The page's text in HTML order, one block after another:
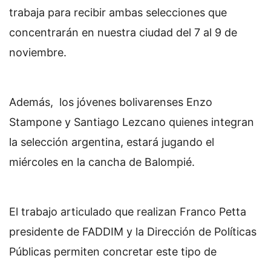
trabaja para recibir ambas selecciones que
concentrarán en nuestra ciudad del 7 al 9 de
noviembre.
Además, los jóvenes bolivarenses Enzo
Stampone y Santiago Lezcano quienes integran
la selección argentina, estará jugando el
miércoles en la cancha de Balompié.
El trabajo articulado que realizan Franco Petta
presidente de FADDIM y la Dirección de Políticas
Públicas permiten concretar este tipo de